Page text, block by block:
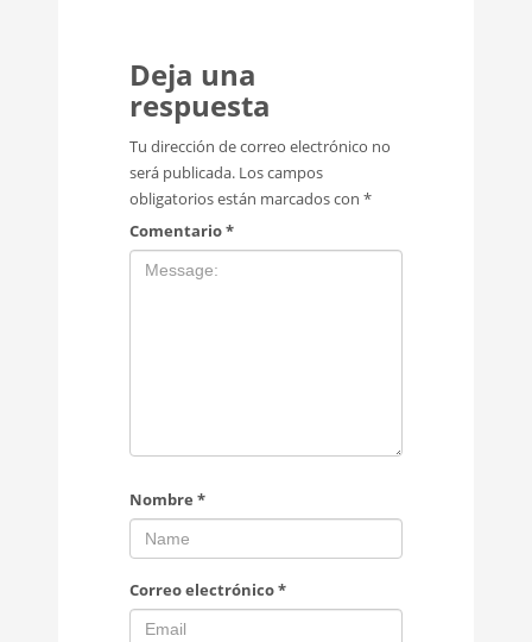
Deja una
respuesta
Tu dirección de correo electrónico no
será publicada. Los campos
obligatorios están marcados con *
Comentario*
Nombre *
Correo electrónico*